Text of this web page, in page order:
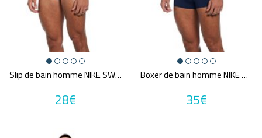
Une question sur ma taille ?
MultiCouleur
Noir
Slip de bain homme NIKE SWIM BRIEF SOLID
28€
Boxer de bain homme NIKE SWIM SQUARE LEG SOLID
35€